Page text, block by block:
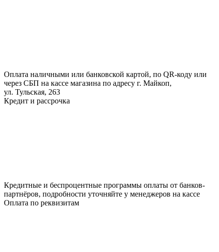
Оплата наличными или банковской картой, по QR-коду или
через СБП на кассе магазина по адресу г. Майкоп,
ул. Тульская, 263
Кредит и рассрочка
Кредитные и беспроцентные программы оплаты от банков-
партнёров, подробности уточняйте у менеджеров на кассе
Оплата по реквизитам